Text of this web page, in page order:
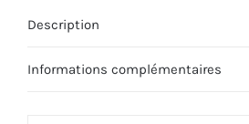
Description
Informations complémentaires